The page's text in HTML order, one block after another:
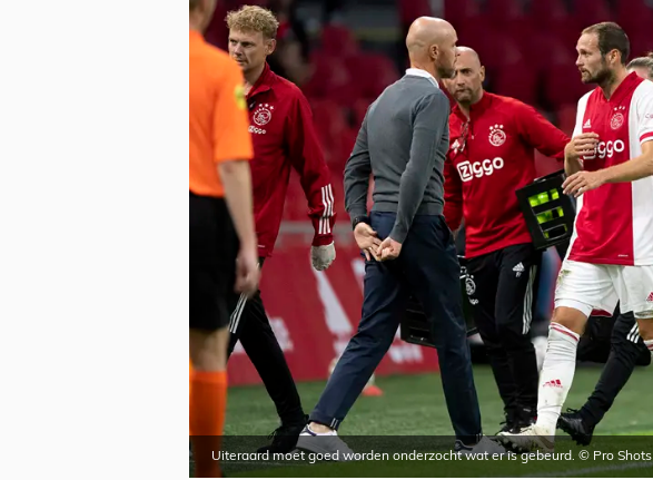
Uiteraard moet goed worden onderzocht wat er is gebeurd. © Pro Shots